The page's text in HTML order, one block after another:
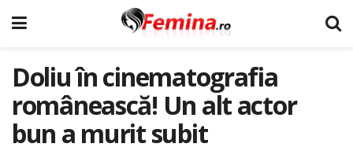
Doliu în cinematografia
românească! Un alt actor
bun a murit subit